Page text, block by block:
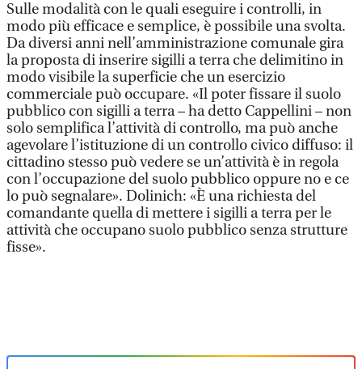
Sulle modalità con le quali eseguire i controlli, in
modo più efficace e semplice, è possibile una svolta.
Da diversi anni nell’amministrazione comunale gira
la proposta di inserire sigilli a terra che delimitino in
modo visibile la superficie che un esercizio
commerciale può occupare. «Il poter fissare il suolo
pubblico con sigilli a terra – ha detto Cappellini – non
solo semplifica l’attività di controllo, ma può anche
agevolare l’istituzione di un controllo civico diffuso: il
cittadino stesso può vedere se un’attività è in regola
con l’occupazione del suolo pubblico oppure no e ce
lo può segnalare». Dolinich: «È una richiesta del
comandante quella di mettere i sigilli a terra per le
attività che occupano suolo pubblico senza strutture
fisse».